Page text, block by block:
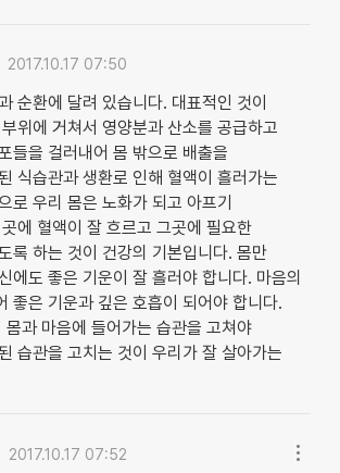
2017.10.17 07:50
순환에 달려 있습니다. 대표적인 것이
위에 거쳐서 영양분과 산소를 공급하고
들을 걸러내어 몸 밖으로 배출을
식습관과 생환로 인해 혈액이 흘러가는
로 우리 몸은 노화가 되고 아프기
에 혈액이 잘 흐르고 그곳에 필요한
록 하는 것이 건강의 기본입니다. 몸만
에도 좋은 기운이 잘 흘러야 합니다. 마음의
좋은 기운과 깊은 호흡이 되어야 합니다.
몸과 마음에 들어가는 습관을 고쳐야
습관을 고치는 것이 우리가 잘 살아가는
2017.10.17 07:52